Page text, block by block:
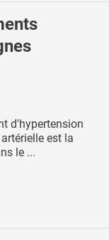
d'hypertension
est la
le ...